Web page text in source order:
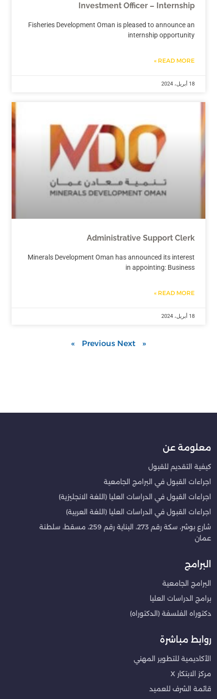
Investment Officer – Internship
Fisheries Development Oman is pleased to announce an
internship opportunity
READ MORE »
18 أبريل، 2024
Administrative Support Clerk
Minerals Development Oman has announced its interest
in appointing: Business
READ MORE »
18 أبريل، 2024
« Previous
Next »
معلومة عن
كيفية التقديم للقبول
اجراءات القبول في البرامج الجامعية
اجراءات القبول في الدراسات العليا (اللغة الانجليزية)
اجراءات القبول في الدراسات العليا (اللغة العربية)
شارع بوشر، سكة رقم 273، البناية رقم 259، مسقط، سلطنة
عمان
البرامج
البرامج الجامعية
برامج الدراسات العليا
دكتوراه الفلسفة (الدكتوراه)
روابط مباشرة
الأكاديمية للتطوير المهني
مركز الابتكار X
قائمة الشرف للعميد